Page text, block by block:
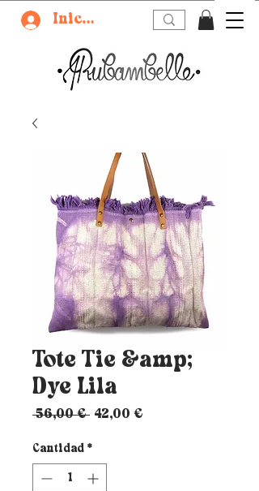
Iniciar sesión
Tote Tie &amp;
Dye Lila
56,00 € Precio
42,00 €
Cantidad *